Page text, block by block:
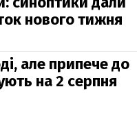
нового тижня
але припече до
на 2 серпня